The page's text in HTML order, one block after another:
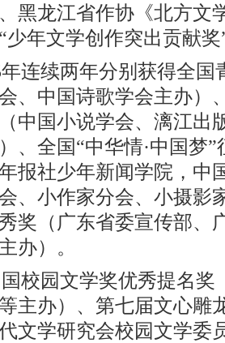
黑龙江省作协《北方文
少年文学创作突出贡献奖
年连续两年分别获得全
、中国诗歌学会主办）
中国小说学会、漓江出
、全国“中华情·中国梦
报社少年新闻学院，中
、小作家分会、小摄影
奖（广东省委宣传部、
办）。
校园文学奖优秀提名奖
等主办）、第七届文心雕
文学研究会校园文学委